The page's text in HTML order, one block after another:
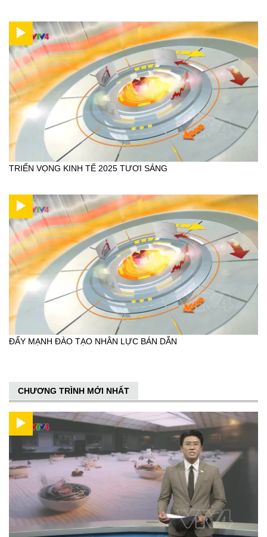
TRIỂN VỌNG KINH TẾ 2025 TƯƠI SÁNG
ĐẨY MẠNH ĐÀO TẠO NHÂN LỰC BÁN DẪN
CHƯƠNG TRÌNH MỚI NHẤT